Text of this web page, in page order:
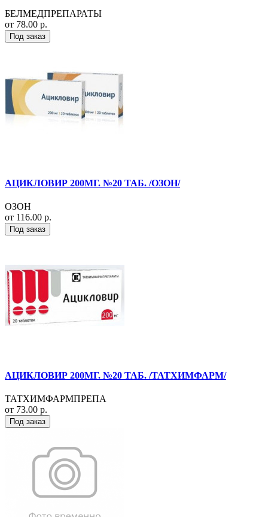
БЕЛМЕДПРЕПАРАТЫ
от 78.00 р.
Под заказ
АЦИКЛОВИР 200МГ. №20 ТАБ. /ОЗОН/
ОЗОН
от 116.00 р.
Под заказ
АЦИКЛОВИР 200МГ. №20 ТАБ. /ТАТХИМФАРМ/
ТАТХИМФАРМПРЕПА
от 73.00 р.
Под заказ